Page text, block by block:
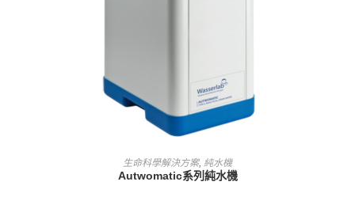
查看內容
生命科學解決方案, 純水機
Autwomatic系列純水機